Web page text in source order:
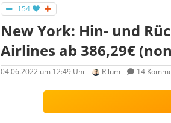
154
New York: Hin- und
Airlines ab 386,29€
04.06.2022 um 12:49 Uhr Rilum 14